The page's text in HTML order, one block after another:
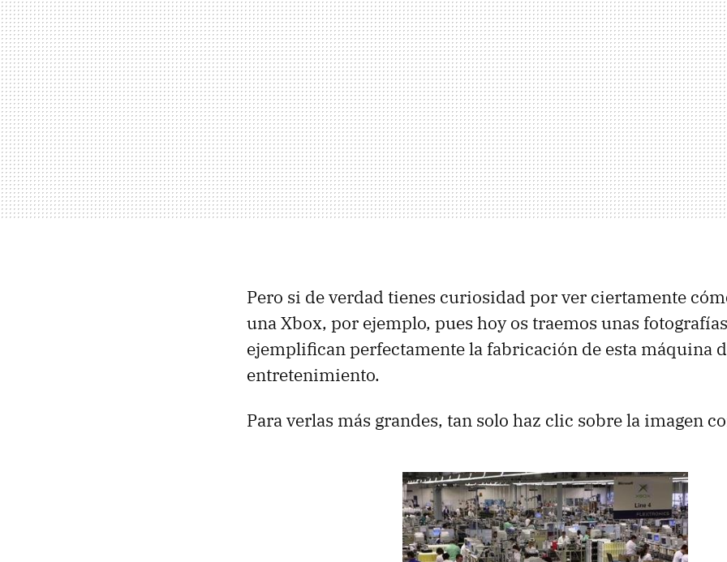
Pero si de verdad tienes curiosidad por ver ciertamente
una Xbox, por ejemplo, pues hoy os traemos unas
ejemplifican perfectamente la fabricación de esta máquina
entretenimiento.
Para verlas más grandes, tan solo haz clic sobre la imagen